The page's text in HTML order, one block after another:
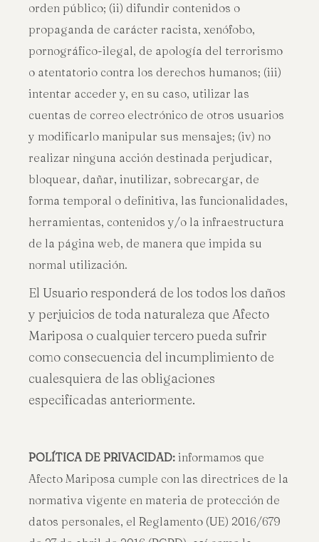
orden público; (ii) difundir contenidos o
propaganda de carácter racista, xenófobo,
pornográfico-ilegal, de apología del terrorismo
o atentatorio contra los derechos humanos; (iii)
intentar acceder y, en su caso, utilizar las
cuentas de correo electrónico de otros usuarios
y modificarlo manipular sus mensajes; (iv) no
realizar ninguna acción destinada perjudicar,
bloquear, dañar, inutilizar, sobrecargar, de
forma temporal o definitiva, las funcionalidades,
herramientas, contenidos y/o la infraestructura
de la página web, de manera que impida su
normal utilización.
El Usuario responderá de los todos los daños
y perjuicios de toda naturaleza que Afecto
Mariposa o cualquier tercero pueda sufrir
como consecuencia del incumplimiento de
cualesquiera de las obligaciones
especificadas anteriormente.
POLÍTICA DE PRIVACIDAD: informamos que
Afecto Mariposa cumple con las directrices de la
normativa vigente en materia de protección de
datos personales, el Reglamento (UE) 2016/679